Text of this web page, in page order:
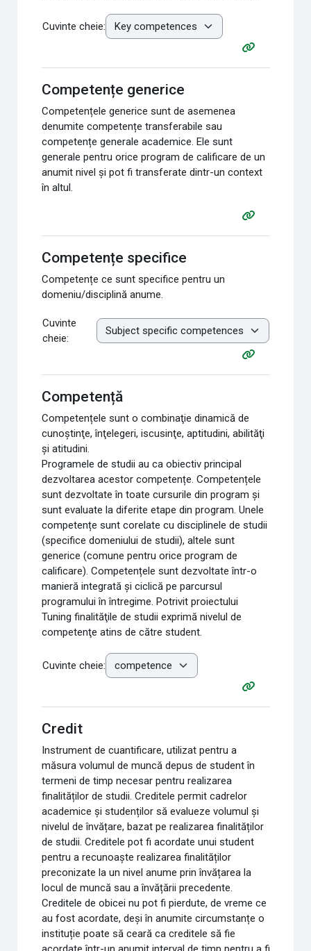
Cuvinte cheie:
Competențe generice
Competențele generice sunt de asemenea
denumite competențe transferabile sau
competențe generale academice. Ele sunt
generale pentru orice program de calificare de un
anumit nivel și pot fi transferate dintr-un context
în altul.
Competențe specifice
Competențe ce sunt specifice pentru un
domeniu/disciplină anume.
Cuvinte
cheie:
Competență
Competențele sunt o combinaţie dinamică de
cunoştinţe, înţelegeri, iscusinţe, aptitudini, abilităţi
şi atitudini.
Programele de studii au ca obiectiv principal
dezvoltarea acestor competențe. Competențele
sunt dezvoltate în toate cursurile din program și
sunt evaluate la diferite etape din program. Unele
competențe sunt corelate cu disciplinele de studii
(specifice domeniului de studii), altele sunt
generice (comune pentru orice program de
calificare). Competențele sunt dezvoltate într-o
manieră integrată și ciclică pe parcursul
programului în întregime. Potrivit proiectului
Tuning finalităţile de studii exprimă nivelul de
competenţe atins de către student.
Cuvinte cheie:
Credit
Instrument de cuantificare, utilizat pentru a
măsura volumul de muncă depus de student în
termeni de timp necesar pentru realizarea
finalităților de studii. Creditele permit cadrelor
academice și studenților să evalueze volumul și
nivelul de învățare, bazat pe realizarea finalităților
de studii. Creditele pot fi acordate unui student
pentru a recunoaște realizarea finalităților
preconizate la un nivel anume prin învățarea la
locul de muncă sau a învățării precedente.
Creditele de obicei nu pot fi pierdute, de vreme ce
au fost acordate, deși în anumite circumstanțe o
instituție poate să ceară ca creditele să fie